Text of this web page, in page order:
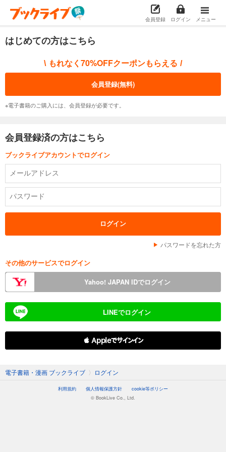
会員登録 ログイン メニュー
はじめての方はこちら
\ もれなく70%OFFクーポンもらえる /
会員登録(無料)
※電子書籍のご購入には、会員登録が必要です。
会員登録済の方はこちら
ブックライブアカウントでログイン
パスワードを忘れた方
その他のサービスでログイン
Yahoo! JAPAN IDでログイン
LINEでログイン
 Appleでサインイン
電子書籍・漫画 ブックライブ 〉 ログイン
利用規約 個人情報保護方針
cookie等ポリシー
© BookLive Co., Ltd.